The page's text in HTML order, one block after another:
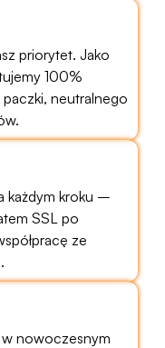
priorytet. Jako
100%
neutralnego
każdym kroku –
SSL po
ze
nowoczesnym